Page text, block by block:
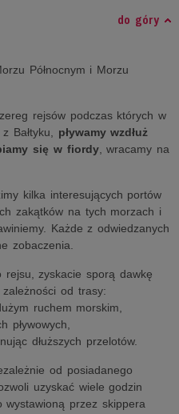
do góry
Północnym i Morzu
rejsów podczas których w
Bałtyku, pływamy wzdłuż
się w fiordy, wracamy na
kilka interesujących portów
zakątków na tych morzach i
Każde z odwiedzanych
zobaczenia.
rejsu, zyskacie sporą dawkę
od trasy:
ruchem morskim,
pływowych,
dłuższych przelotów.
od posiadanego
uzyskać wiele godzin
wystawioną przez skippera